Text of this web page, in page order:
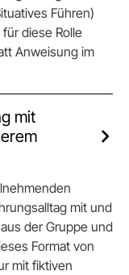
Führen)
diese Rolle
Anweisung im
mit
mit und
der Gruppe und
Format von
mit fiktiven